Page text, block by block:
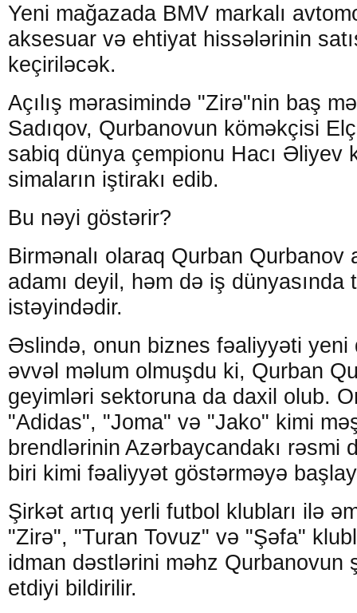
Yeni mağazada BMV markalı
aksesuar və ehtiyat hissələrinin
keçiriləcək.
Açılış mərasimində "Zirə"nin baş
Sadıqov, Qurbanovun köməkçisi
sabiq dünya çempionu Hacı Əliyev
simaların iştirakı edib.
Bu nəyi göstərir?
Birmənalı olaraq Qurban Qurbanov
adamı deyil, həm də iş dünyasında
istəyindədir.
Əslində, onun biznes fəaliyyəti yeni
əvvəl məlum olmuşdu ki, Qurban
geyimləri sektoruna da daxil olub.
"Adidas", "Joma" və "Jako" kimi
brendlərinin Azərbaycandakı rəsmi
biri kimi fəaliyyət göstərməyə
Şirkət artıq yerli futbol klubları ilə
"Zirə", "Turan Tovuz" və "Şəfa"
idman dəstlərini məhz Qurbanovun
etdiyi bildirilir.